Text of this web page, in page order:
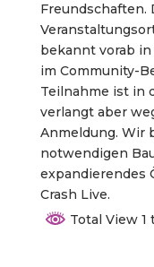
Freundschaften.
bekannt vorab
im Community-
Teilnahme ist in
verlangt aber
Anmeldung. Wir
notwendigen
expandierendes
Crash Live.
Total View 1